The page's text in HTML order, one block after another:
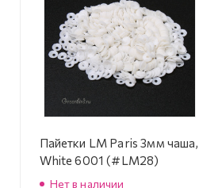
Пайетки LM Paris 3мм чаша,
White 6001 (#LM28)
Нет в наличии